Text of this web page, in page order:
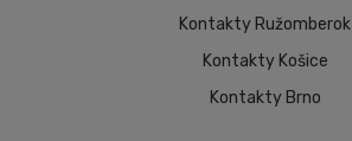
Kontakty Ružomberok
Kontakty Košice
Kontakty Brno